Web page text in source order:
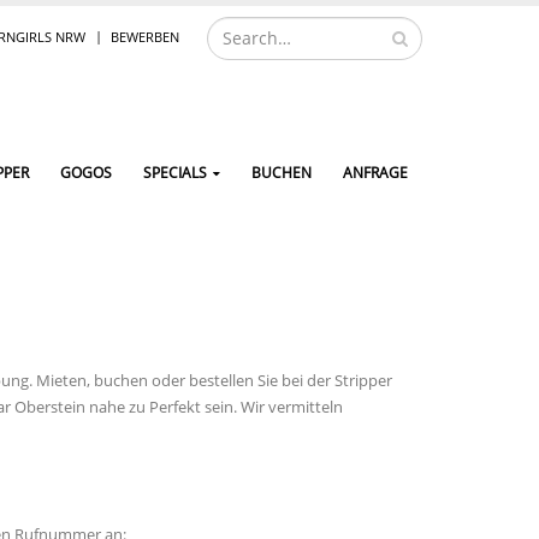
NRW BEWERBEN
GOGOS SPECIALS BUCHEN ANFRAGE
Mieten, buchen oder bestellen Sie bei der Stripper
Oberstein nahe zu Perfekt sein. Wir vermitteln
Rufnummer an: